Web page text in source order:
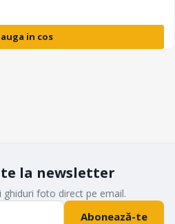
in cos
la newsletter
ghiduri foto direct pe email.
Abonează-te